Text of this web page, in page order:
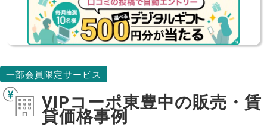
一部会員限定サービス
VIPコーポ東豊中の販売・賃
貸価格事例